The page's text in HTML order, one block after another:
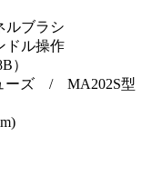
ブラシ
ル操作
ズ / MA202S型